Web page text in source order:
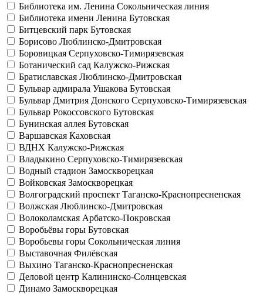
Библиотека им. Ленина Сокольническая линия
Библиотека имени Ленина Бутовская
Битцевский парк Бутовская
Борисово Люблинско-Дмитровская
Боровицкая Серпуховско-Тимирязевская
Ботанический сад Калужско-Рижская
Братиславская Люблинско-Дмитровская
Бульвар адмирала Ушакова Бутовская
Бульвар Дмитрия Донского Серпуховско-Тимирязевская
Бульвар Рокоссовского Бутовская
Бунинская аллея Бутовская
Варшавская Каховская
ВДНХ Калужско-Рижская
Владыкино Серпуховско-Тимирязевская
Водный стадион Замоскворецкая
Войковская Замоскворецкая
Волгоградский проспект Таганско-Краснопресненская
Волжская Люблинско-Дмитровская
Волоколамская Арбатско-Покровская
Воробьёвы горы Бутовская
Воробьевы горы Сокольническая линия
Выставочная Филёвская
Выхино Таганско-Краснопресненская
Деловой центр Калининско-Солнцевская
Динамо Замоскворецкая